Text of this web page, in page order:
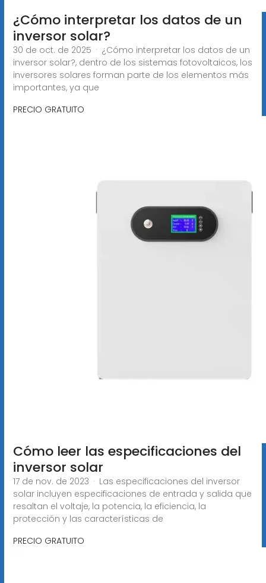
¿Cómo interpretar los datos de un
inversor solar?
30 de oct. de 2025 · ¿Cómo interpretar los datos de un
inversor solar?, dentro de los sistemas fotovoltaicos, los
inversores solares forman parte de los elementos más
importantes, ya que
PRECIO GRATUITO
Cómo leer las especificaciones del
inversor solar
17 de nov. de 2023 · Las especificaciones del inversor
solar incluyen especificaciones de entrada y salida que
resaltan el voltaje, la potencia, la eficiencia, la
protección y las características de
PRECIO GRATUITO